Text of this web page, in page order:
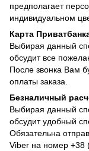
предполагает
индивидуальном
Карта
Выбирая данный
обсудит все
После звонка Вам
оплаты заказа.
Безналичный
Выбирая данный
обсудит удобный
Обязательна
Viber на номер +38